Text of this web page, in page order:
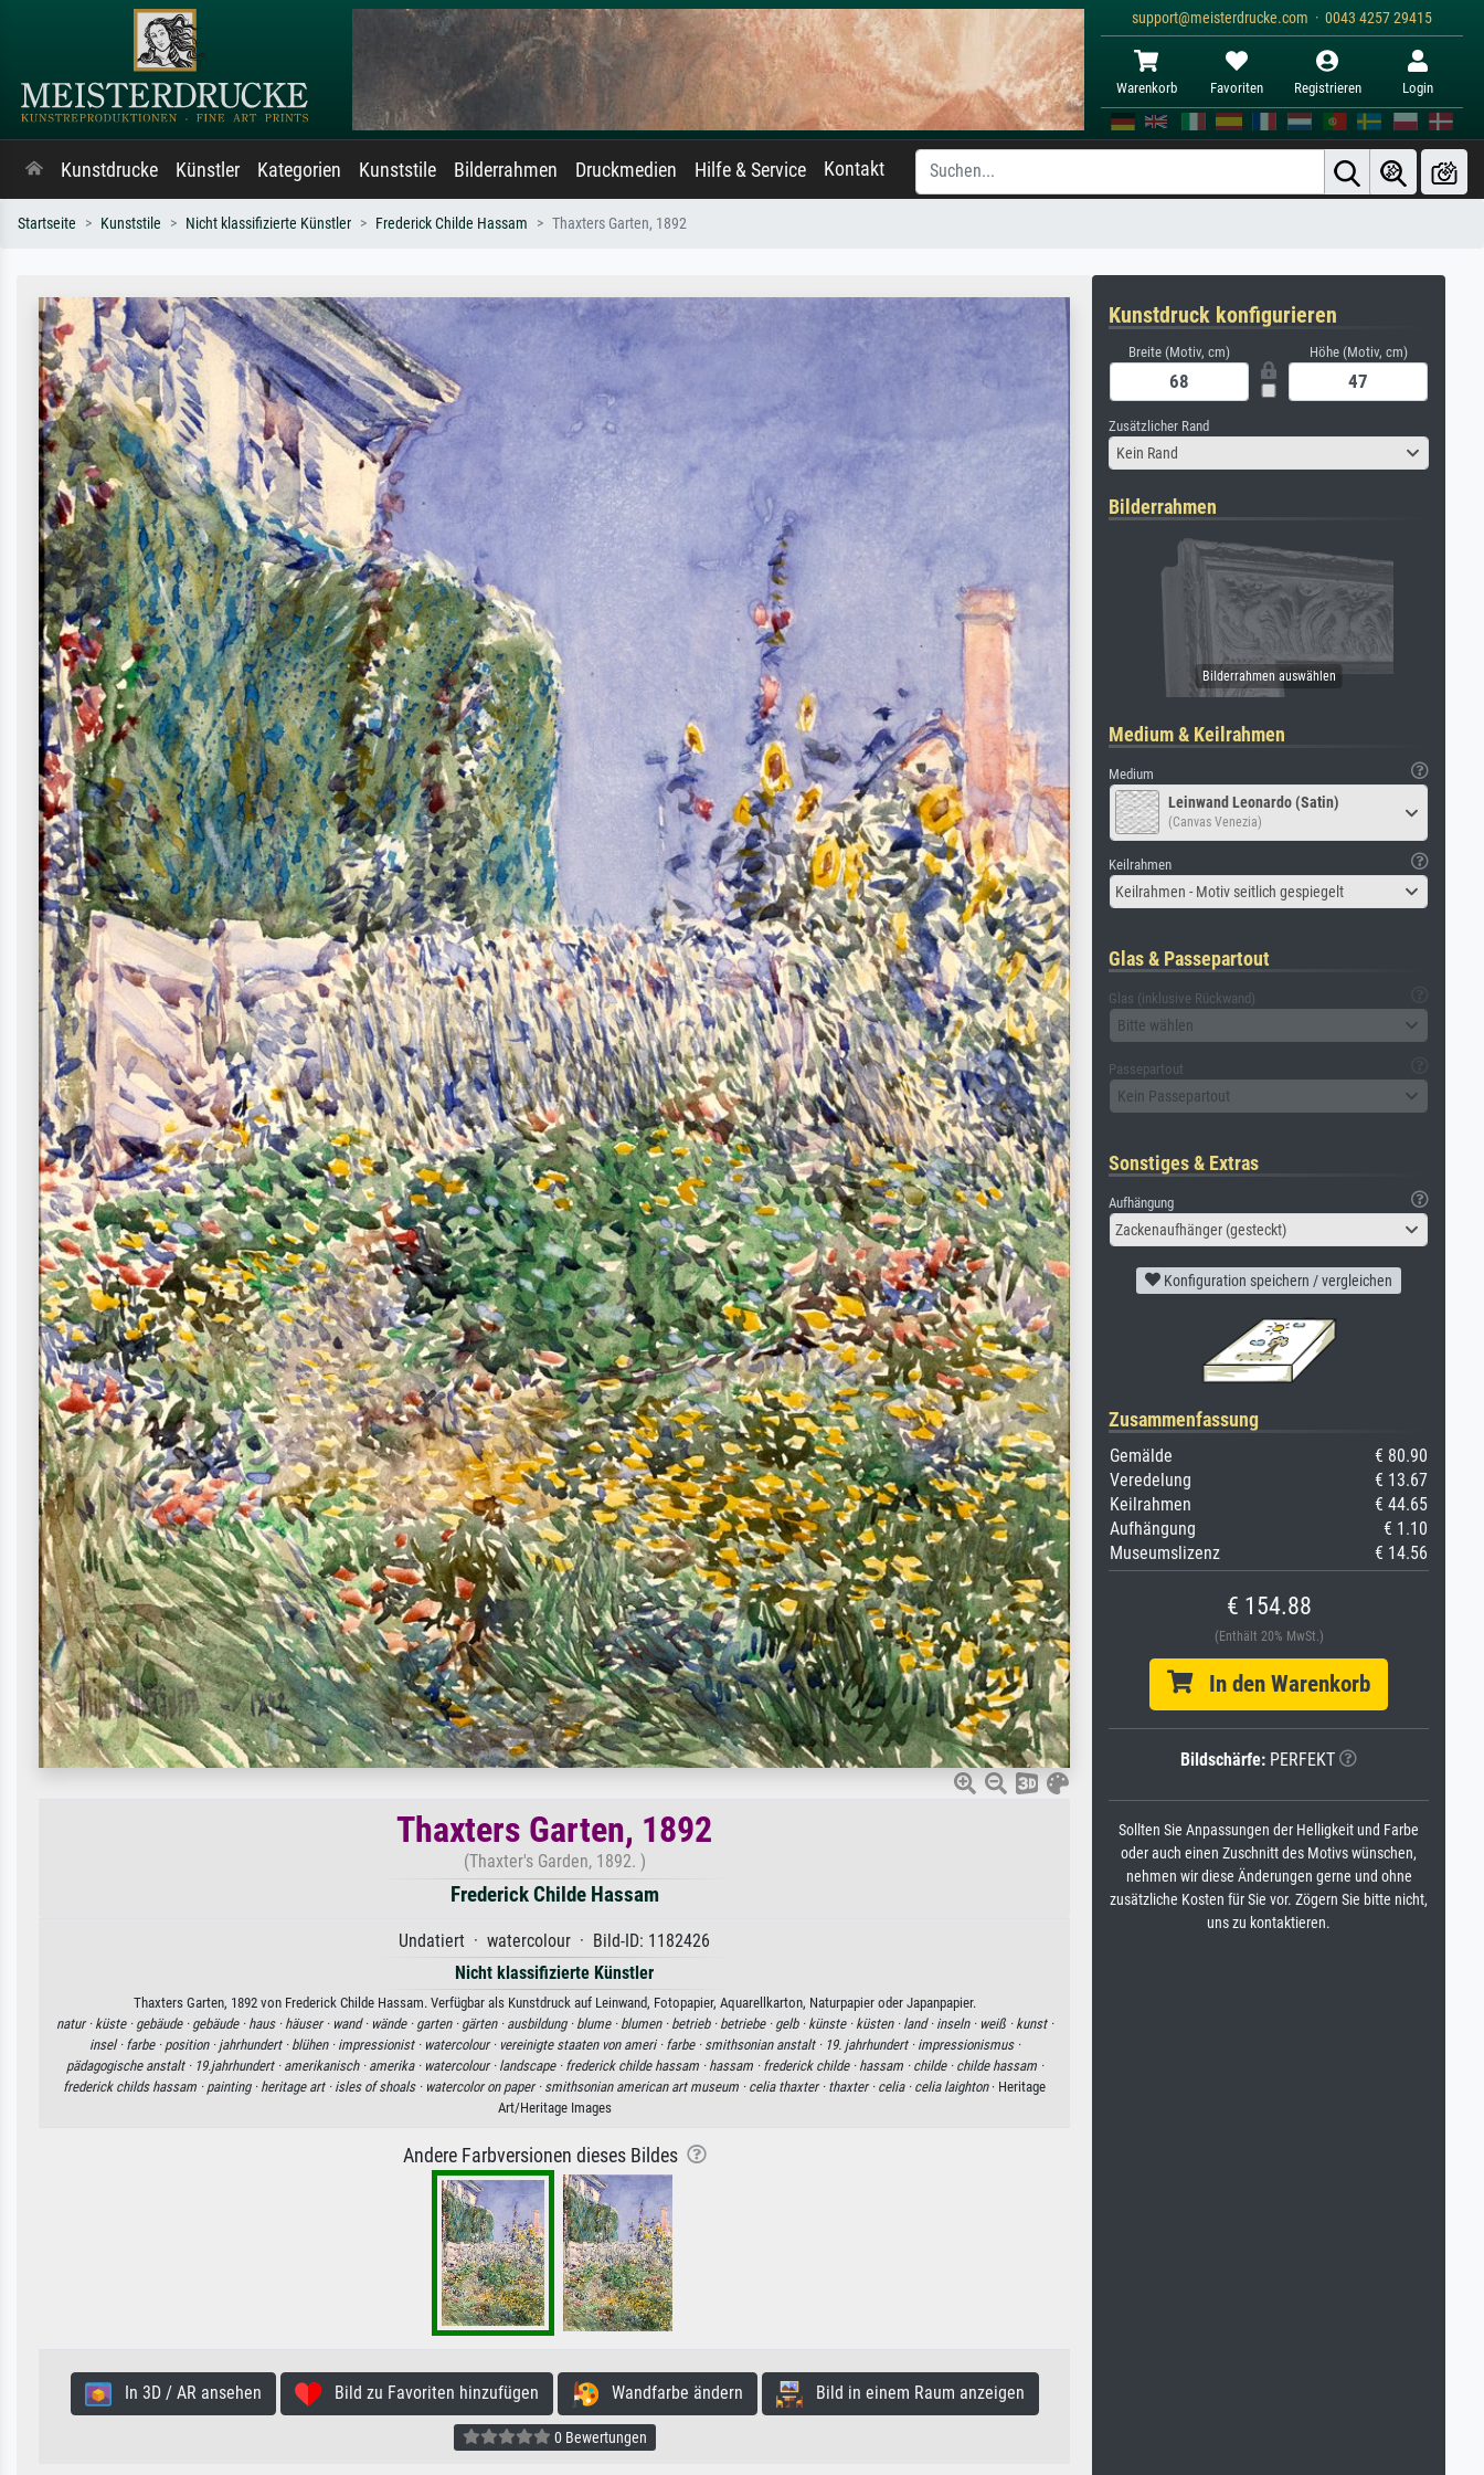
support@meisterdrucke.com · 0043 4257 29415
Warenkorb Favoriten Registrieren Login
Kunstdrucke Künstler Kategorien Kunststile Bilderrahmen Druckmedien Hilfe & Service Kontakt
Startseite Kunststile Nicht klassifizierte Künstler Frederick Childe Hassam Thaxters Garten, 1892
Thaxters Garten, 1892
(Thaxter's Garden, 1892. )
Frederick Childe Hassam
Undatiert · watercolour · Bild-ID: 1182426
Nicht klassifizierte Künstler
Thaxters Garten, 1892 von Frederick Childe Hassam. Verfügbar als Kunstdruck auf Leinwand, Fotopapier, Aquarellkarton, Naturpapier oder Japanpapier.
natur · küste · gebäude · gebäude · haus · häuser · wand · wände · garten · gärten · ausbildung · blume · blumen · betrieb · betriebe · gelb · künste · küsten · land · inseln · weiß · kunst ·
insel · farbe · position · jahrhundert · blühen · impressionist · watercolour · vereinigte staaten von ameri · farbe · smithsonian anstalt · 19. jahrhundert · impressionismus ·
pädagogische anstalt · 19.jahrhundert · amerikanisch · amerika · watercolour · landscape · frederick childe hassam · hassam · frederick childe · hassam · childe · childe hassam ·
frederick childs hassam · painting · heritage art · isles of shoals · watercolor on paper · smithsonian american art museum · celia thaxter · thaxter · celia · celia laighton· Heritage
Art/Heritage Images
Andere Farbversionen dieses Bildes
In 3D / AR ansehen Bild zu Favoriten hinzufügen Wandfarbe ändern Bild in einem Raum anzeigen
0 Bewertungen
Kunstdruck konfigurieren
Breite (Motiv, cm) Höhe (Motiv, cm)
Zusätzlicher Rand
Kein Rand
Bilderrahmen
Medium & Keilrahmen
Medium
Leinwand Leonardo (Satin)
(Canvas Venezia)
Keilrahmen
Keilrahmen - Motiv seitlich gespiegelt
Glas & Passepartout
Glas (inklusive Rückwand)
Bitte wählen
Passepartout
Kein Passepartout
Sonstiges & Extras
Aufhängung
Zackenaufhänger (gesteckt)
Konfiguration speichern / vergleichen
Zusammenfassung
Gemälde
€ 80.90
Veredelung
€ 13.67
Keilrahmen
€ 44.65
Aufhängung
€ 1.10
Museumslizenz
€ 14.56
€ 154.88
(Enthält 20% MwSt.)
In den Warenkorb
Bildschärfe: PERFEKT
Sollten Sie Anpassungen der Helligkeit und Farbe
oder auch einen Zuschnitt des Motivs wünschen,
nehmen wir diese Änderungen gerne und ohne
zusätzliche Kosten für Sie vor. Zögern Sie bitte nicht,
uns zu kontaktieren.